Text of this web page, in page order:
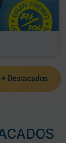
+ Destacados